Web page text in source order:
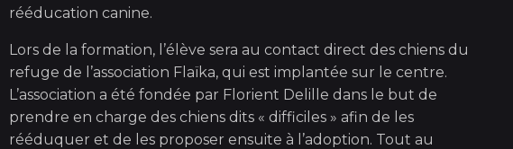
rééducation canine.
Lors de la formation, l’élève sera au contact direct des chiens du
refuge de l’association Flaïka, qui est implantée sur le centre.
L’association a été fondée par Florient Delille dans le but de
prendre en charge des chiens dits « difficiles » afin de les
rééduquer et de les proposer ensuite à l’adoption. Tout au